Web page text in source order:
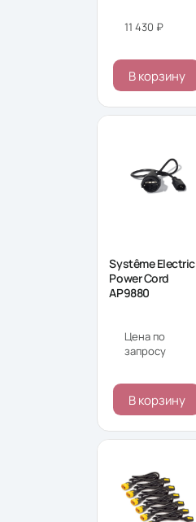
11 430 ₽
В корзину
Systême Electric
Power Cord
AP9880
Цена по
запросу
В корзину